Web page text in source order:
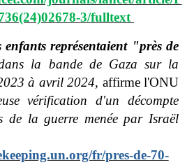
3/fulltext
enfants représentaient "près de
la bande de Gaza sur la
à avril 2024, affirme l'ONU
vérification d'un décompte
de la guerre menée par Israël
fr/pres-de-70-